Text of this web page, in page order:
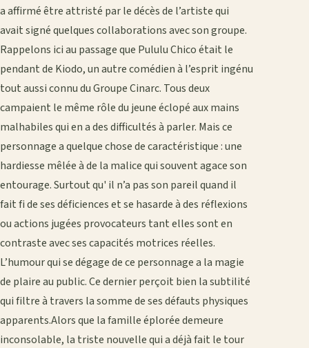
a affirmé être attristé par le décès de l’artiste qui
avait signé quelques collaborations avec son groupe.
Rappelons ici au passage que Pululu Chico était le
pendant de Kiodo, un autre comédien à l’esprit ingénu
tout aussi connu du Groupe Cinarc. Tous deux
campaient le même rôle du jeune éclopé aux mains
malhabiles qui en a des difficultés à parler. Mais ce
personnage a quelque chose de caractéristique : une
hardiesse mêlée à de la malice qui souvent agace son
entourage. Surtout qu' il n’a pas son pareil quand il
fait fi de ses déficiences et se hasarde à des réflexions
ou actions jugées provocateurs tant elles sont en
contraste avec ses capacités motrices réelles.
L’humour qui se dégage de ce personnage a la magie
de plaire au public. Ce dernier perçoit bien la subtilité
qui filtre à travers la somme de ses défauts physiques
apparents.Alors que la famille éplorée demeure
inconsolable, la triste nouvelle qui a déjà fait le tour